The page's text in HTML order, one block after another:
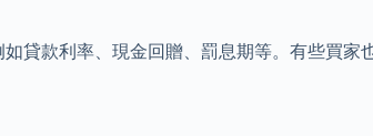
貸款利率、現金回贈、罰息期等。有些買家